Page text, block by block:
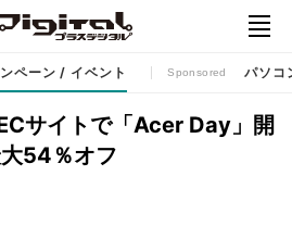
ペーン / イベント Sponsored パソコ
サイトで「Acer Day」開
54％オフ